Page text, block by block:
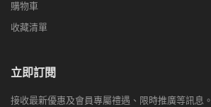
購物車
收藏清單
立即訂閱
接收最新優惠及會員專屬禮遇、限時推廣等訊息。